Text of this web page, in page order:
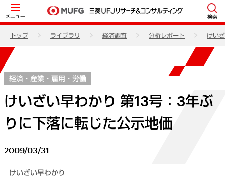
メニュー 検索
トップ ライブラリ 経済調査 分析レポート けい
経済・産業・雇用・労働
けいざい早わかり 第13号：3年ぶ
りに下落に転じた公示地価
2009/03/31
けいざい早わかり